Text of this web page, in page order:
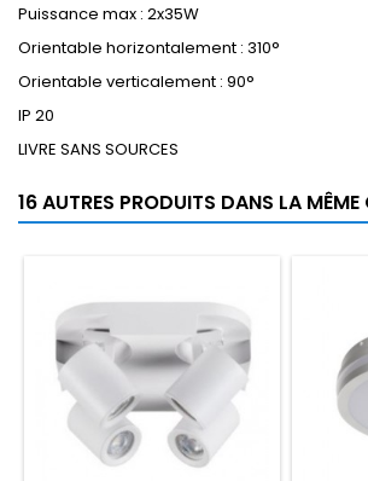
Puissance max : 2x35W
Orientable horizontalement : 310°
Orientable verticalement : 90°
IP 20
LIVRE SANS SOURCES
16 AUTRES PRODUITS DANS LA MÊME